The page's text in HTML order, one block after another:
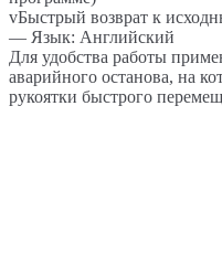
vБыстрый возврат к
— Язык: Английский
Для удобства работы
аварийного останова, на
рукоятки быстрого